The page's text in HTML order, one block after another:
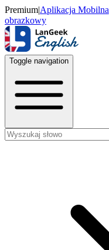
Premium|Aplikacja Mobilna
obrazkowy
Toggle navigation